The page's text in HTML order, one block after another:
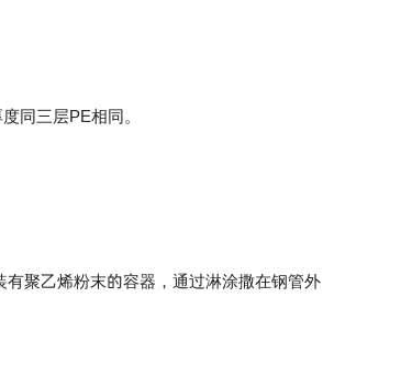
同三层PE相同。
聚乙烯粉末的容器，通过淋涂撒在钢管外